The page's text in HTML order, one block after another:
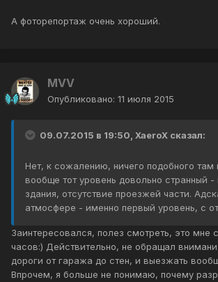
А фоторепортаж очень хороший.
MVV
Опубликовано: 11 июля 2015
09.07.2015 в 19:50, XaeroX сказал:
Нет, к сожалению, ничего подобного там
вообще тот уровень довольно странный -
здания, отсутствие проезжей части.
атмосфере - именно первый уровень, с
Заинтересовался, полез смотреть, это мне
часов:) Действительно, не обращал
дороги от гаража до стен, и выезжать
Впрочем, я больше не понимаю, почему